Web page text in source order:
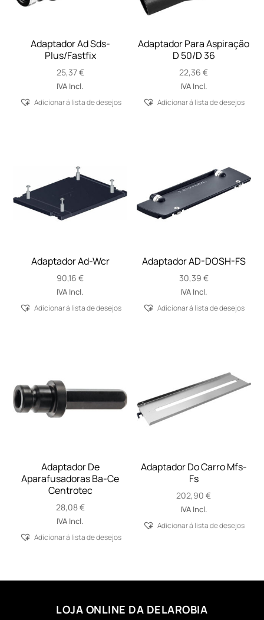
Adaptador Ad Sds-
Plus/Fastfix
25,37€
IVA Incl.
Adicionar á lista de desejos
Adaptador Para Aspiração
D 50/D 36
22,36€
IVA Incl.
Adicionar á lista de desejos
Adaptador Ad-Wcr
90,16€
IVA Incl.
Adicionar á lista de desejos
Adaptador AD-DOSH-FS
30,39 €
IVA Incl.
Adicionar á lista de desejos
Adaptador De
Aparafusadoras Ba-Ce
Centrotec
28,08€
IVA Incl.
Adicionar á lista de desejos
Adaptador Do Carro Mfs-
Fs
202,90€
IVA Incl.
Adicionar á lista de desejos
LOJA ONLINE DA DELAROBIA